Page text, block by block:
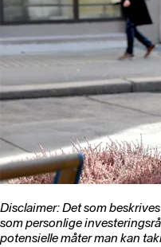
Disclaimer: Det som
som personlige
potensielle måter man kan